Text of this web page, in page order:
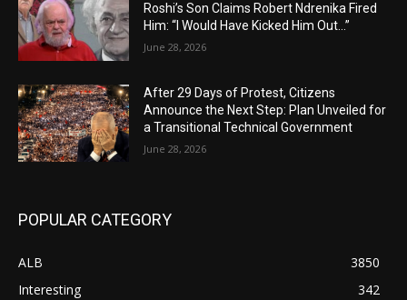
Roshi’s Son Claims Robert Ndrenika Fired
Him: “I Would Have Kicked Him Out…”
June 28, 2026
After 29 Days of Protest, Citizens
Announce the Next Step: Plan Unveiled for
a Transitional Technical Government
June 28, 2026
POPULAR CATEGORY
ALB
3850
Interesting
342